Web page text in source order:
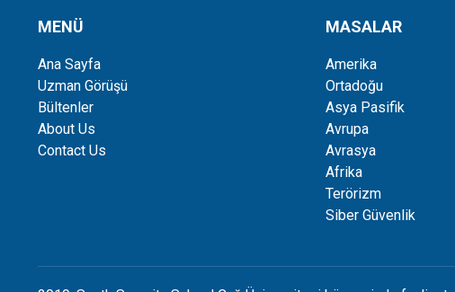
MENÜ
Ana Sayfa
Uzman Görüşü
Bültenler
About Us
Contact Us
MASALAR
Amerika
Ortadoğu
Asya Pasifik
Avrupa
Avrasya
Afrika
Terörizm
Siber Güvenlik